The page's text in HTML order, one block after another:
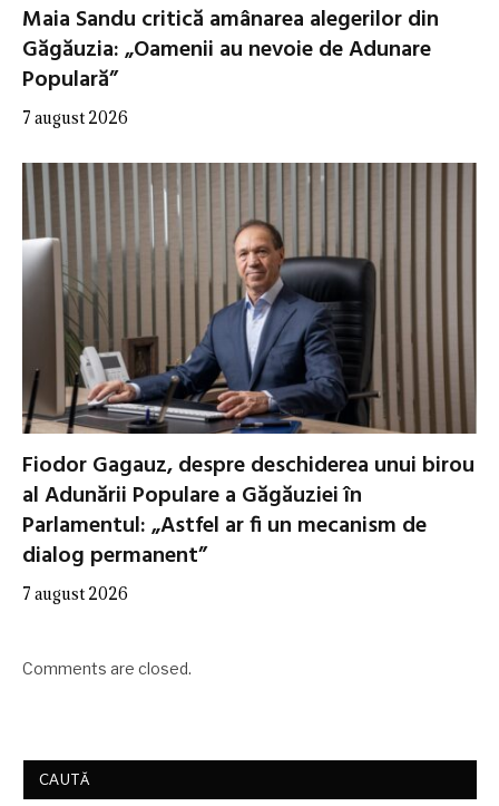
Maia Sandu critică amânarea alegerilor din
Găgăuzia: „Oamenii au nevoie de Adunare
Populară”
7 august 2026
Fiodor Gagauz, despre deschiderea unui birou
al Adunării Populare a Găgăuziei în
Parlamentul: „Astfel ar fi un mecanism de
dialog permanent”
7 august 2026
Comments are closed.
CAUTĂ